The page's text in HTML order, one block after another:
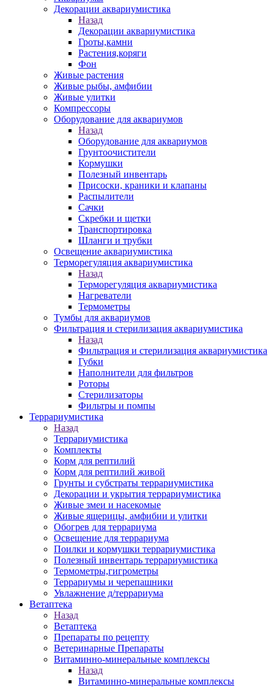
Декорации аквариумистика
Назад
Декорации аквариумистика
Гроты,камни
Растения,коряги
Фон
Живые растения
Живые рыбы, амфибии
Живые улитки
Компрессоры
Оборудование для аквариумов
Назад
Оборудование для аквариумов
Грунтоочистители
Кормушки
Полезный инвентарь
Присоски, краники и клапаны
Распылители
Сачки
Скребки и щетки
Транспортировка
Шланги и трубки
Освещение аквариумистика
Терморегуляция аквариумистика
Назад
Терморегуляция аквариумистика
Нагреватели
Термометры
Тумбы для аквариумов
Фильтрация и стерилизация аквариумистика
Назад
Фильтрация и стерилизация аквариумистика
Губки
Наполнители для фильтров
Роторы
Стерилизаторы
Фильтры и помпы
Террариумистика
Назад
Террариумистика
Комплекты
Корм для рептилий
Корм для рептилий живой
Грунты и субстраты террариумистика
Декорации и укрытия террариумистика
Живые змеи и насекомые
Живые ящерицы, амфибии и улитки
Обогрев для террариума
Освещение для террариума
Поилки и кормушки террариумистика
Полезный инвентарь террариумистика
Термометры,гигрометры
Террариумы и черепашники
Увлажнение д/террариума
Ветаптека
Назад
Ветаптека
Препараты по рецепту
Ветеринарные Препараты
Витаминно-минеральные комплексы
Назад
Витаминно-минеральные комплексы